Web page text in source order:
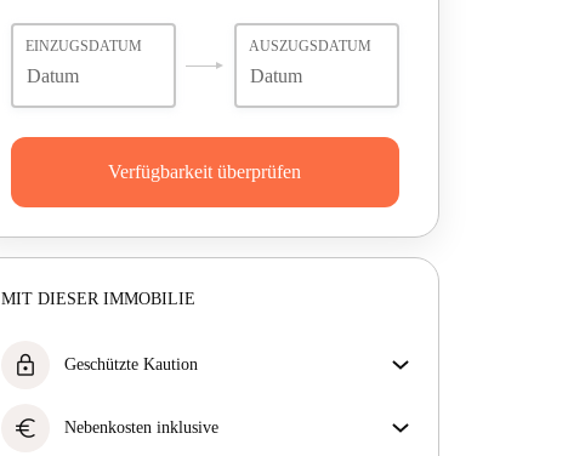
EINZUGSDATUM AUSZUGSDATUM
Verfügbarkeit überprüfen
MIT DIESER IMMOBILIE
lock Geschützte Kaution
Kaution nicht zurückzahlt, tun wir es.
euro Nebenkosten inklusive